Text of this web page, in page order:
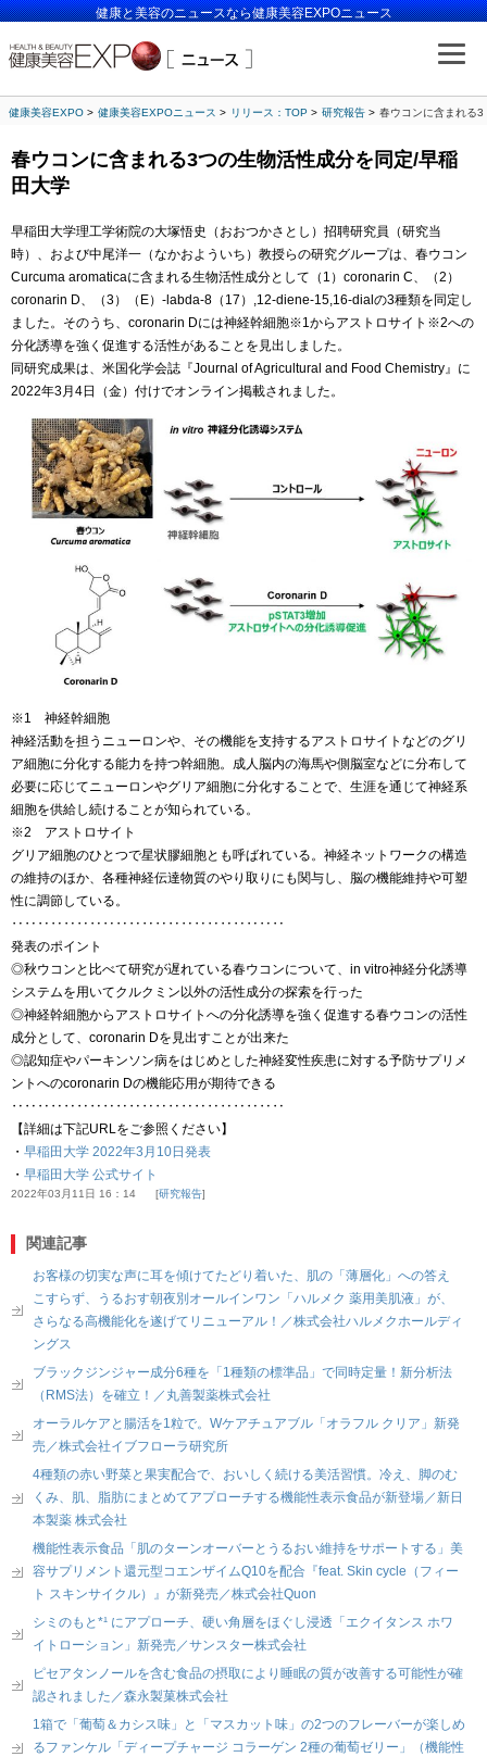
健康と美容のニュースなら健康美容EXPOニュース
健康美容EXPO 健康美容EXPOニュース リリース：TOP 研究報告 春ウコンに含まれる
春ウコンに含まれる3つの生物活性成分を同定/早稲
田大学
早稲田大学理工学術院の大塚悟史（おおつかさとし）招聘研究員（研究当
時）、および中尾洋一（なかおよういち）教授らの研究グループは、春ウコン
Curcuma aromaticaに含まれる生物活性成分として（1）coronarin C、（2）
coronarin D、（3）（E）-labda-8（17）,12-diene-15,16-dialの3種類を同定し
ました。そのうち、coronarin Dには神経幹細胞※1からアストロサイト※2への
分化誘導を強く促進する活性があることを見出しました。
同研究成果は、米国化学会誌『Journal of Agricultural and Food Chemistry』に
2022年3月4日（金）付けでオンライン掲載されました。
※1 神経幹細胞
神経活動を担うニューロンや、その機能を支持するアストロサイトなどのグリ
ア細胞に分化する能力を持つ幹細胞。成人脳内の海馬や側脳室などに分布して
必要に応じてニューロンやグリア細胞に分化することで、生涯を通じて神経系
細胞を供給し続けることが知られている。
※2 アストロサイト
グリア細胞のひとつで星状膠細胞とも呼ばれている。神経ネットワークの構造
の維持のほか、各種神経伝達物質のやり取りにも関与し、脳の機能維持や可塑
性に調節している。
‥‥‥‥‥‥‥‥‥‥‥‥‥‥‥‥‥‥‥‥‥
発表のポイント
◎秋ウコンと比べて研究が遅れている春ウコンについて、in vitro神経分化誘導
システムを用いてクルクミン以外の活性成分の探索を行った
◎神経幹細胞からアストロサイトへの分化誘導を強く促進する春ウコンの活性
成分として、coronarin Dを見出すことが出来た
◎認知症やパーキンソン病をはじめとした神経変性疾患に対する予防サプリメ
ントへのcoronarin Dの機能応用が期待できる
‥‥‥‥‥‥‥‥‥‥‥‥‥‥‥‥‥‥‥‥‥
【詳細は下記URLをご参照ください】
・ 早稲田大学 2022年3月10日発表
・ 早稲田大学 公式サイト
2022年03月11日 16：14 研究報告
関連記事
お客様の切実な声に耳を傾けてたどり着いた、肌の「薄層化」への答え
こすらず、うるおす朝夜別オールインワン「ハルメク 薬用美肌液」が、
さらなる高機能化を遂げてリニューアル！／株式会社ハルメクホールディ
ングス
ブラックジンジャー成分6種を「1種類の標準品」で同時定量！新分析法
（RMS法）を確立！／丸善製薬株式会社
オーラルケアと腸活を1粒で。Wケアチュアブル「オラフル クリア」新発
売／株式会社イブフローラ研究所
4種類の赤い野菜と果実配合で、おいしく続ける美活習慣。冷え、脚のむ
くみ、肌、脂肪にまとめてアプローチする機能性表示食品が新登場／新日
本製薬 株式会社
機能性表示食品「肌のターンオーバーとうるおい維持をサポートする」美
容サプリメント還元型コエンザイムQ10を配合『feat. Skin cycle（フィー
ト スキンサイクル）』が新発売／株式会社Quon
シミのもと*¹ にアプローチ、硬い角層をほぐし浸透「エクイタンス ホワ
イトローション」新発売／サンスター株式会社
ピセアタンノールを含む食品の摂取により睡眠の質が改善する可能性が確
認されました／森永製菓株式会社
1箱で「葡萄＆カシス味」と「マスカット味」の2つのフレーバーが楽しめ
るファンケル「ディープチャージ コラーゲン 2種の葡萄ゼリー」（機能性